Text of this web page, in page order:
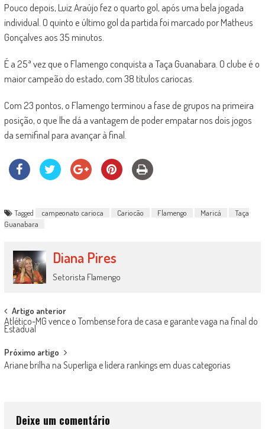
Pouco depois, Luiz Araújo fez o quarto gol, após uma bela jogada
individual. O quinto e último gol da partida foi marcado por Matheus
Gonçalves aos 35 minutos.
É a 25ª vez que o Flamengo conquista a Taça Guanabara. O clube é o
maior campeão do estado, com 38 títulos cariocas.
Com 23 pontos, o Flamengo terminou a fase de grupos na primeira
posição, o que lhe dá a vantagem de poder empatar nos dois jogos
da semifinal para avançar à final.
Tagged campeonato carioca Cariocão Flamengo Maricá
Taça
Guanabara
Diana Pires
Setorista Flamengo
Post
navigation
Artigo anterior
Atlético-MG vence o Tombense fora de casa e garante vaga na final do
Estadual
Próximo artigo
Ariane brilha na Superliga e lidera rankings em duas categorias
Deixe um comentário